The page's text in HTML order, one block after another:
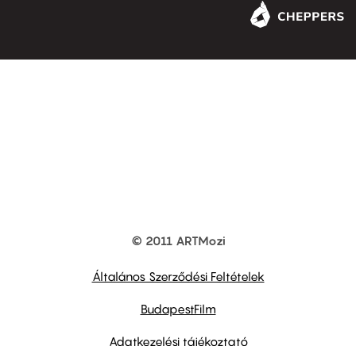
© 2011 ARTMozi
Általános Szerződési Feltételek
BudapestFilm
Adatkezelési tájékoztató